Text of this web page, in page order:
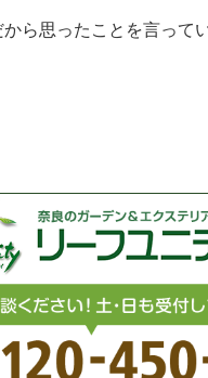
ら思ったことを言って